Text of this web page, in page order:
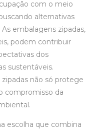
com o meio
alternativas
embalagens zipadas,
podem contribuir
dos
sustentáveis.
não só protege
compromisso da
escolha que combina